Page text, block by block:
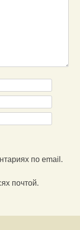
по email.
почтой.